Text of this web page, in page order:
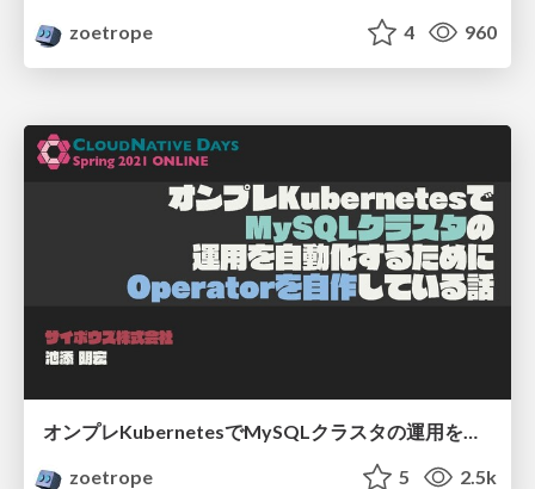
zoetrope
4 960
オンプレKubernetesでMySQLクラスタの運用を自動化するためにOperatorを自作している話
zoetrope
5 2.5k